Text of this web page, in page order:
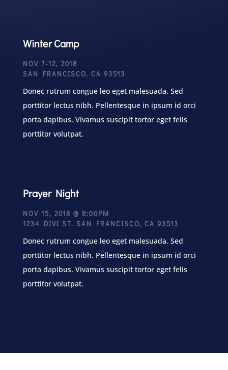
Winter Camp
NOV 7-12, 2018
SAN FRANCISCO, CA 93513
Donec rutrum congue leo eget malesuada. Sed
porttitor lectus nibh. Pellentesque in ipsum id orci
porta dapibus. Vivamus suscipit tortor eget felis
porttitor volutpat.
Prayer Night
NOV 15, 2018 @ 8:00PM
1234 DIVI ST. SAN FRANCISCO, CA 93513
Donec rutrum congue leo eget malesuada. Sed
porttitor lectus nibh. Pellentesque in ipsum id orci
porta dapibus. Vivamus suscipit tortor eget felis
porttitor volutpat.